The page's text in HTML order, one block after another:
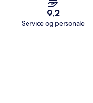
9,2
Service og personale